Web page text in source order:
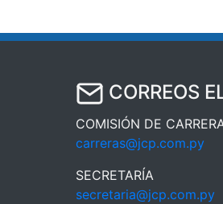
CORREOS
COMISIÓN DE
carreras@jcp.com.py
SECRETARÍA
secretaria@jcp.com.py